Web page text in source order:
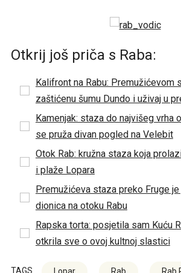
Otkrij još priča s Raba:
Kalifront na Rabu: Premužićevom
zaštićenu šumu Dundo i uživaj u
Kamenjak: staza do najvišeg vrha
se pruža divan pogled na Velebit
Otok Rab: kružna staza koja
i plaže Lopara
Premužićeva staza preko Fruge
dionica na otoku Rabu
Rapska torta: posjetila sam Kuću
otkrila sve o ovoj kultnoj slastici
TAGS Lopar Rab Rab